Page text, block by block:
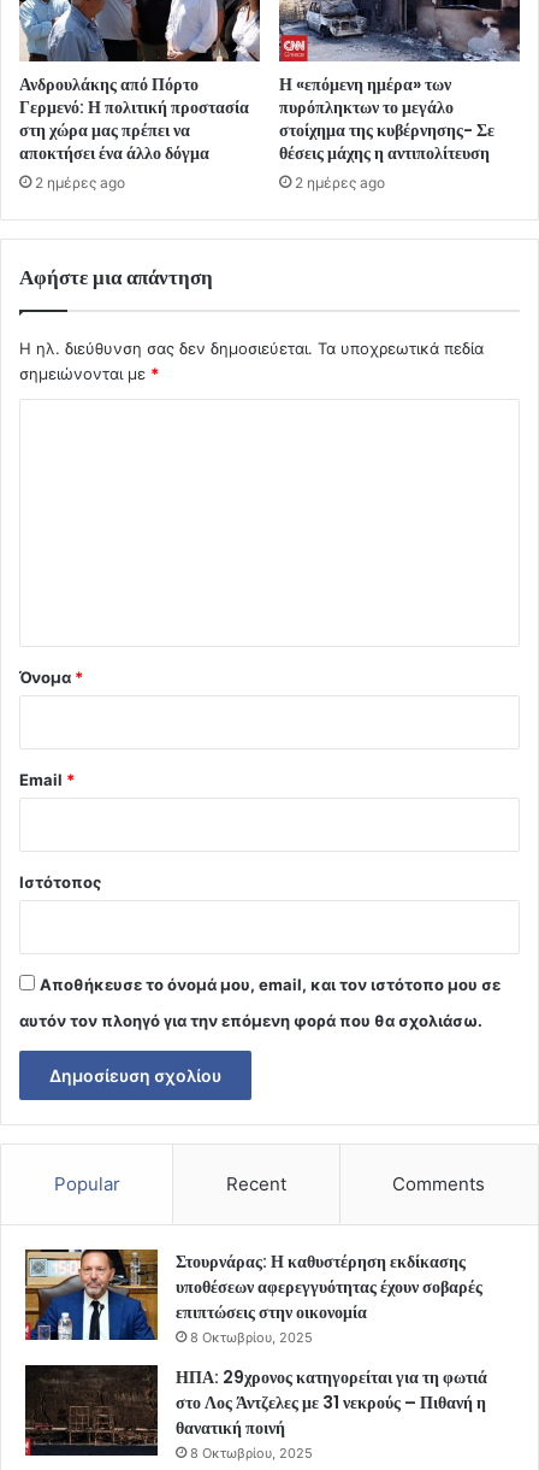
Ανδρουλάκης από Πόρτο
Γερμενό: Η πολιτική προστασία
στη χώρα μας πρέπει να
αποκτήσει ένα άλλο δόγμα
2 ημέρες ago
Η «επόμενη ημέρα» των
πυρόπληκτων το μεγάλο
στοίχημα της κυβέρνησης- Σε
θέσεις μάχης η αντιπολίτευση
2 ημέρες ago
Αφήστε μια απάντηση
Η ηλ. διεύθυνση σας δεν δημοσιεύεται. Τα υποχρεωτικά πεδία
σημειώνονται με *
Όνομα *
Email *
Ιστότοπος
Αποθήκευσε το όνομά μου, email, και τον ιστότοπο μου σε
αυτόν τον πλοηγό για την επόμενη φορά που θα σχολιάσω.
Popular Recent Comments
Στουρνάρας: Η καθυστέρηση εκδίκασης
υποθέσεων αφερεγγυότητας έχουν σοβαρές
επιπτώσεις στην οικονομία
8 Οκτωβρίου, 2025
ΗΠΑ: 29χρονος κατηγορείται για τη φωτιά
στο Λος Άντζελες με 31 νεκρούς – Πιθανή η
θανατική ποινή
8 Οκτωβρίου, 2025